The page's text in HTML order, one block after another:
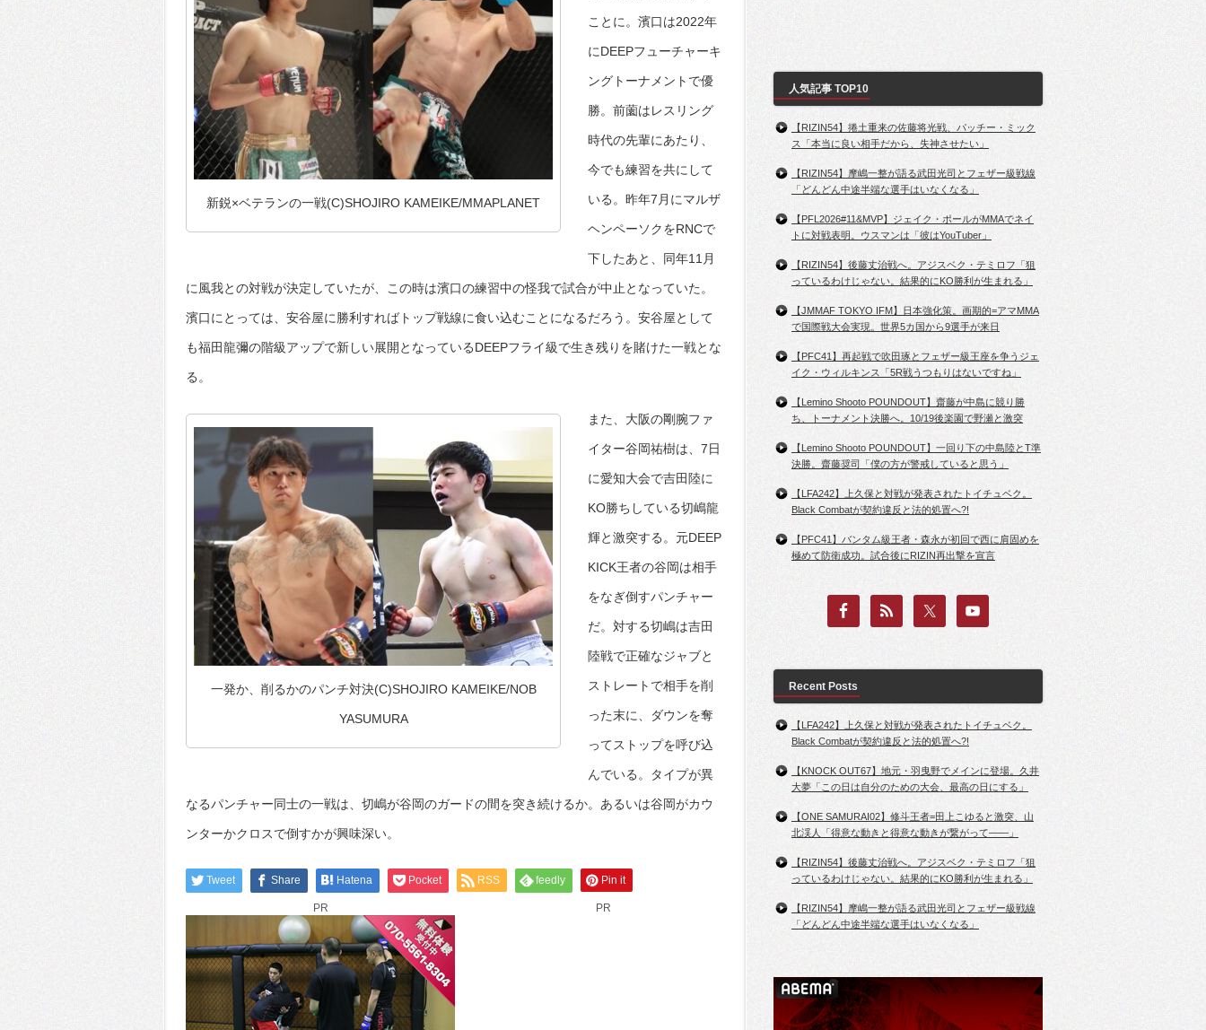
新鋭×ベテランの一戦(C)SHOJIRO KAMEIKE/MMAPLANET
ことに。濱口は2022年
にDEEPフューチャーキ
ングトーナメントで優
勝。前薗はレスリング
時代の先輩にあたり、
今でも練習を共にして
いる。昨年7月にマルザ
ヘンペーソクをRNCで
下したあと、同年11月
に風我との対戦が決定していたが、この時は濱口の練習中の怪我で試合が中止となっていた。
濱口にとっては、安谷屋に勝利すればトップ戦線に食い込むことになるだろう。安谷屋として
も福田龍彌の階級アップで新しい展開となっているDEEPフライ級で生き残りを賭けた一戦とな
る。
一発か、削るかのパンチ対決(C)SHOJIRO KAMEIKE/NOB
YASUMURA
また、大阪の剛腕ファ
イター谷岡祐樹は、7日
に愛知大会で吉田陸に
KO勝ちしている切嶋龍
輝と激突する。元DEEP
KICK王者の谷岡は相手
をなぎ倒すパンチャー
だ。対する切嶋は吉田
陸戦で正確なジャブと
ストレートで相手を削
った末に、ダウンを奪
ってストップを呼び込
んでいる。タイプが異
なるパンチャー同士の一戦は、切嶋が谷岡のガードの間を突き続けるか。あるいは谷岡がカウ
ンターかクロスで倒すかが興味深い。
Tweet Share Hatena Pocket RSS feedly Pin it
PR PR
人気記事 TOP10
【RIZIN54】捲土重来の佐藤将光戦、パッチー・ミック
ス「本当に良い相手だから、失神させたい」
【RIZIN54】摩嶋一整が語る武田光司とフェザー級戦線
「どんどん中途半端な選手はいなくなる」
【PFL2026#11&MVP】ジェイク・ポールがMMAでネイ
トに対戦表明。ウスマンは「彼はYouTuber」
【RIZIN54】後藤丈治戦へ。アジスベク・テミロフ「狙
っているわけじゃない。結果的にKO勝利が生まれる」
【JMMAF TOKYO IFM】日本強化策。画期的=アマMMA
で国際戦大会実現。世界5カ国から9選手が来日
【PFC41】再起戦で吹田琢とフェザー級王座を争うジェ
イク・ウィルキンス「5R戦うつもりはないですね」
【Lemino Shooto POUNDOUT】齋藤が中島に競り勝
ち、トーナメント決勝へ。10/19後楽園で野瀬と激突
【Lemino Shooto POUNDOUT】一回り下の中島陸とT準
決勝。齋藤奨司「僕の方が警戒していると思う」
【LFA242】上久保と対戦が発表されたトイチュベク。
Black Combatが契約違反と法的処置へ?!
【PFC41】バンタム級王者・森永が初回で西に肩固めを
極めて防衛成功。試合後にRIZIN再出撃を宣言
Recent Posts
【LFA242】上久保と対戦が発表されたトイチュベク。
Black Combatが契約違反と法的処置へ?!
【KNOCK OUT67】地元・羽曳野でメインに登場。久井
大夢「この日は自分のための大会、最高の日にする」
【ONE SAMURAI02】修斗王者=田上こゆると激突、山
北渓人「得意な動きと得意な動きが繋がって――」
【RIZIN54】後藤丈治戦へ。アジスベク・テミロフ「狙
っているわけじゃない。結果的にKO勝利が生まれる」
【RIZIN54】摩嶋一整が語る武田光司とフェザー級戦線
「どんどん中途半端な選手はいなくなる」